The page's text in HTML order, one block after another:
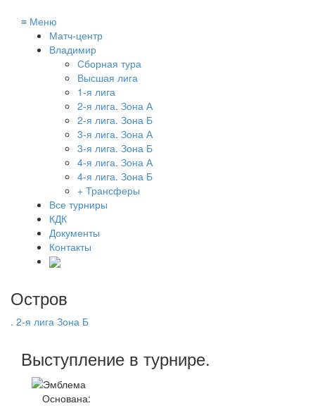
≡ Меню
Матч-центр
Владимир
Сборная тура
Высшая лига
1-я лига
2-я лига. Зона А
2-я лига. Зона Б
3-я лига. Зона А
3-я лига. Зона Б
4-я лига. Зона А
4-я лига. Зона Б
+ Трансферы
Все турниры
КДК
Документы
Контакты
Остров
. 2-я лига Зона Б
Выступление в турнире.
Основана: